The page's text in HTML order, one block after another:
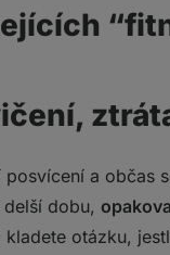
a občas
dobu,
kladete otázku,